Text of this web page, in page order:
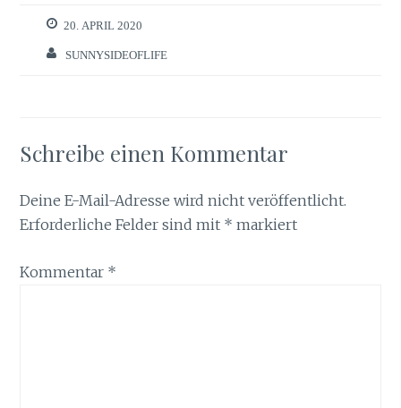
20. APRIL 2020
SUNNYSIDEOFLIFE
Schreibe einen Kommentar
Deine E-Mail-Adresse wird nicht veröffentlicht.
Erforderliche Felder sind mit * markiert
Kommentar *